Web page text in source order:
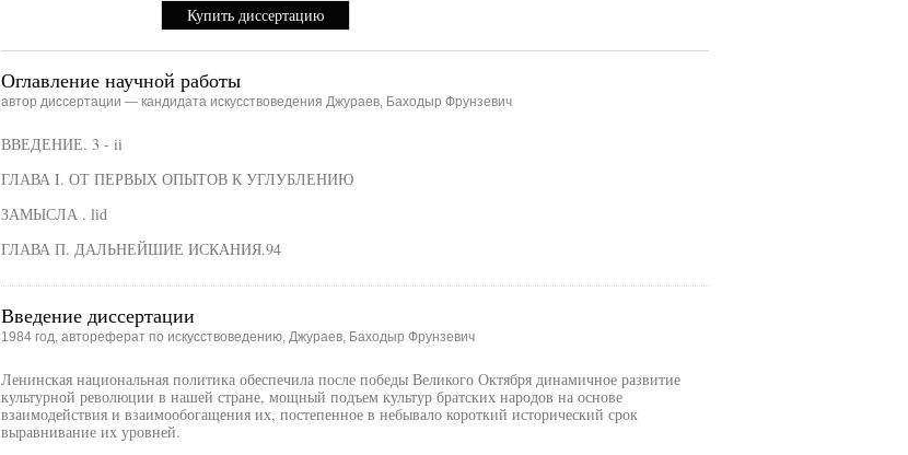
Купить диссертацию
Оглавление научной работы
автор диссертации — кандидата искусствоведения Джураев, Баходыр Фрунзевич
ВВЕДЕНИЕ. 3 - ii
ГЛАВА I. ОТ ПЕРВЫХ ОПЫТОВ К УГЛУБЛЕНИЮ
ЗАМЫСЛА . lid
ГЛАВА П. ДАЛЬНЕЙШИЕ ИСКАНИЯ.94
Введение диссертации
1984 год, автореферат по искусствоведению, Джураев, Баходыр Фрунзевич
Ленинская национальная политика обеспечила после победы Великого Октября динамичное развитие
культурной революции в нашей стране, мощный подъем культур братских народов на основе
взаимодействия и взаимообогащения их, постепенное в небывало короткий исторический срок
выравнивание их уровней.